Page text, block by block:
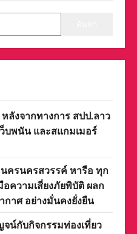
ลังจากทางการ สปป.ลาว
บพนัน และสแกมเมอร์
นครนครสวรรค์ หารือ ทุก
ความเสี่ยงภัยพิบัติ ผลก
กาศ อย่างมั่นคงยั่งยืน
น์กับกิจกรรมท่องเที่ยว